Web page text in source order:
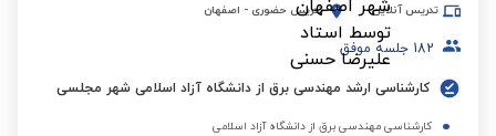
تدریس آنلاین تدریس حضوری - اصفهان
182 جلسه موفق
کارشناسی ارشد مهندسی برق از دانشگاه آزاد اسلامی شهر مجلسی
کارشناسی مهندسی برق از دانشگاه آزاد اسلامی